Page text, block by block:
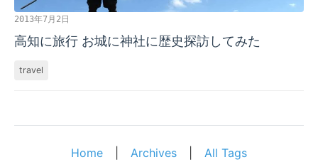
2013年7月2日
高知に旅行 お城に神社に歴史探訪してみた
travel
Home Archives All Tags